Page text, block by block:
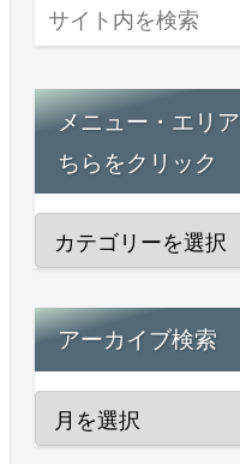
メニュー・エリ
ちらをクリック
アーカイブ検索